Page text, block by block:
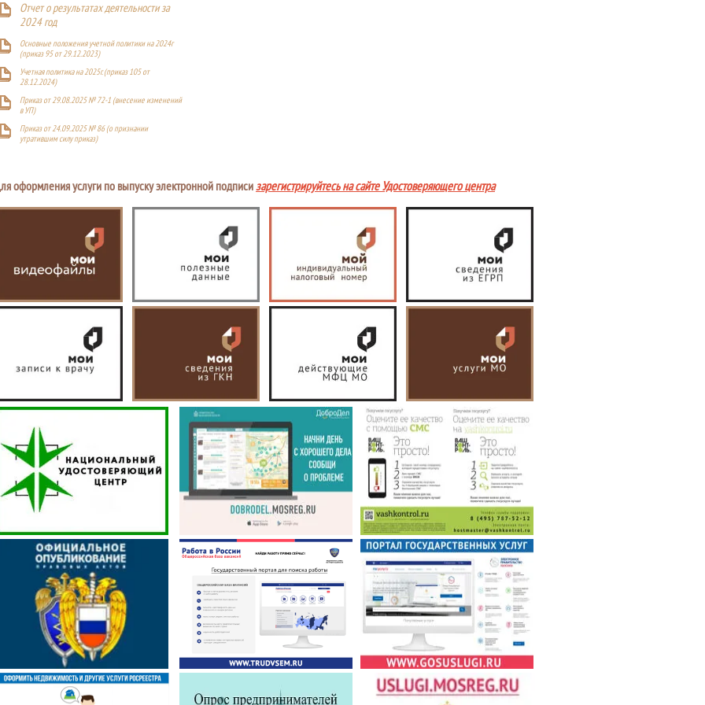
Отчет о результатах деятельности за
2024 год
Основные положения учетной политики на 2024г
(приказ 95 от 29.12.2023)
Учетная политика на 2025г. (приказ 105 от
28.12.2024)
Приказ от 29.08.2025 № 72-1 (внесение изменений
в УП)
Приказ от 24.09.2025 № 86 (о признании
утратившим силу приказ)
оформления услуги по выпуску электронной подписизарегистрируйтесь на сайте Удостоверяющего центра